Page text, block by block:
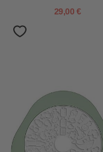
29,00 €